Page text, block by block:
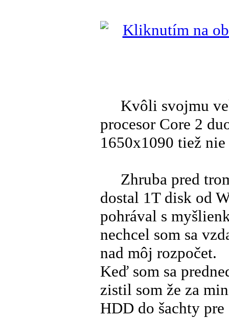
Kvôli svojmu
procesor Core 2
1650x1090 tiež
Zhruba pred
dostal 1T disk od
pohrával s
nechcel som sa
nad môj rozpočet.
Keď som sa
zistil som že za
HDD do šachty